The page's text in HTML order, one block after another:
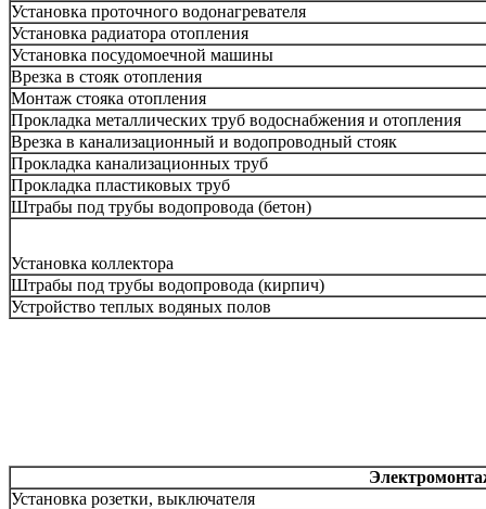
Установка проточного водонагревателя
Установка радиатора отопления
Установка посудомоечной машины
Врезка в стояк отопления
Монтаж стояка отопления
Прокладка металлических труб водоснабжения и отопления
Врезка в канализационный и водопроводный стояк
Прокладка канализационных труб
Прокладка пластиковых труб
Штрабы под трубы водопровода (бетон)
Установка коллектора
Штрабы под трубы водопровода (кирпич)
Устройство теплых водяных полов
Установка розетки, выключателя